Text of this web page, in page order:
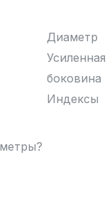
Диаметр
Усиленная
боковина
Индексы